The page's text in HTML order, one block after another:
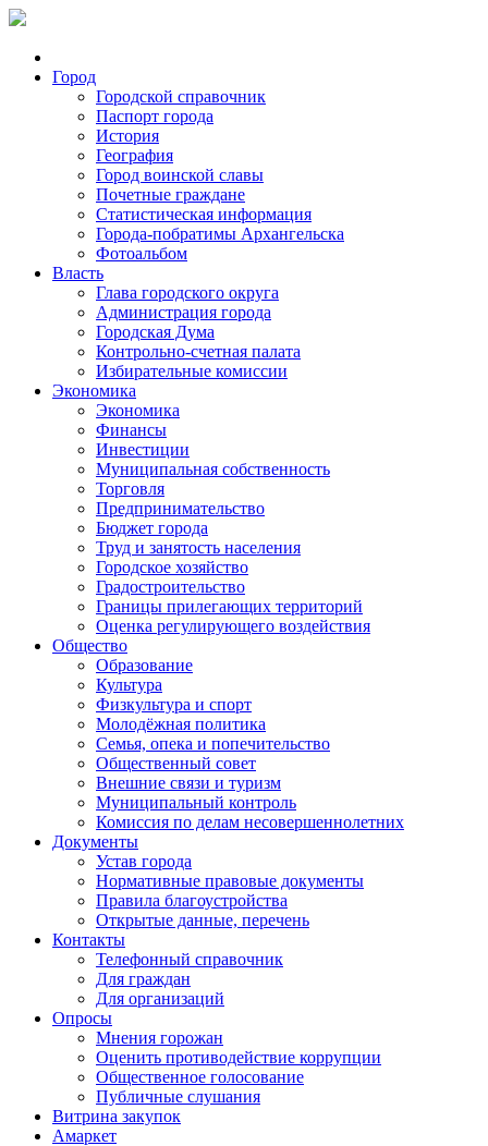
Город
Городской справочник
Паспорт города
История
География
Город воинской славы
Почетные граждане
Статистическая информация
Города-побратимы Архангельска
Фотоальбом
Власть
Глава городского округа
Администрация города
Городская Дума
Контрольно-счетная палата
Избирательные комиссии
Экономика
Экономика
Финансы
Инвестиции
Муниципальная собственность
Торговля
Предпринимательство
Бюджет города
Труд и занятость населения
Городское хозяйство
Градостроительство
Границы прилегающих территорий
Оценка регулирующего воздействия
Общество
Образование
Культура
Физкультура и спорт
Молодёжная политика
Семья, опека и попечительство
Общественный совет
Внешние связи и туризм
Муниципальный контроль
Комиссия по делам несовершеннолетних
Документы
Устав города
Нормативные правовые документы
Правила благоустройства
Открытые данные, перечень
Контакты
Телефонный справочник
Для граждан
Для организаций
Опросы
Мнения горожан
Оценить противодействие коррупции
Общественное голосование
Публичные слушания
Витрина закупок
Амаркет